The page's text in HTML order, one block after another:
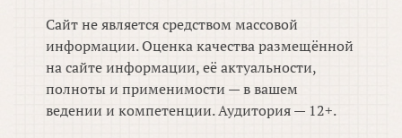
Сайт не является средством массовой
информации. Оценка качества размещённой
на сайте информации, её актуальности,
полноты и применимости — в вашем
ведении и компетенции. Аудитория — 12+.